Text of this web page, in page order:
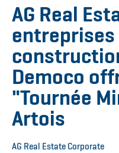
AG Real
entreprises
Democo
"Tournée
Artois
AG Real Estate Corporate